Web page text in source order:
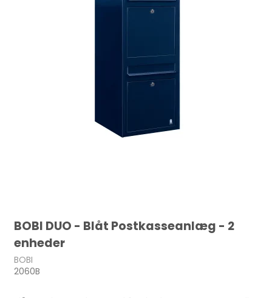
BOBI DUO - Blåt Postkasseanlæg - 2
enheder
BOBI
2060B